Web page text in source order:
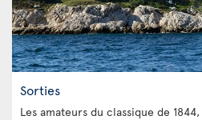
Sorties
Les amateurs du classique de 1844,